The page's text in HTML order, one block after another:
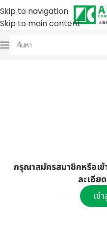
Skip to navigation
Skip to main content
กรุณาสมัครสมาชิกหรือเข้
ละเอีย
เข้